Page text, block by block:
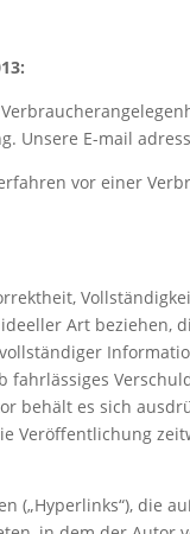
Unsere E-mail
vor einer
Art
fahrlässiges
es sich
Veröffentlichung
(„Hyperlinks“), die